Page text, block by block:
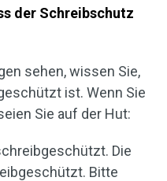
der Schreibschutz
sehen, wissen Sie,
ist. Wenn Sie
Sie auf der Hut:
Die
Bitte